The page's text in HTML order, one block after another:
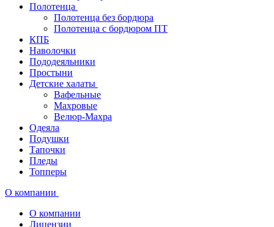
Полотенца
Полотенца без бордюра
Полотенца с бордюром ПТ
КПБ
Наволочки
Пододеяльники
Простыни
Детские халаты
Вафельные
Махровые
Велюр-Махра
Одеяла
Подушки
Тапочки
Пледы
Топперы
О компании
О компании
Лицензии